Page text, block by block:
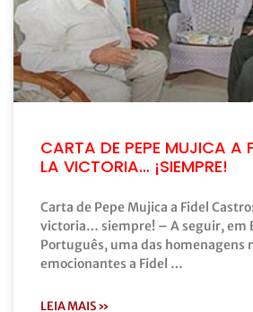
CARTA DE PEPE MUJICA A
LA VICTORIA… ¡SIEMPRE!
Carta de Pepe Mujica a Fidel
victoria… siempre! – A seguir, em
Português, uma das homenagens
emocionantes a Fidel …
LEIA MAIS »